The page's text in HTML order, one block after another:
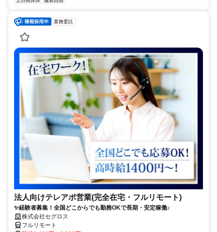
業務委託
法人向けテレアポ営業(完全在宅・フルリモート)
✨経験者募集！全国どこからでも勤務OKで長期・安定稼働♪
株式会社セグロス
フルリモート